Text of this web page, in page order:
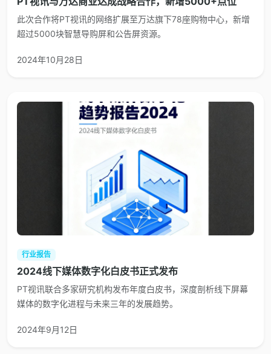
此次合作将PT视讯的网络扩展至万达旗下78座购物中心，新增
超过5000块智慧导购屏和公告屏资源。
2024年10月28日
行业报告
2024线下媒体数字化白皮书正式发布
PT视讯联合多家研究机构发布年度白皮书，深度剖析线下屏幕
媒体的数字化进程与未来三年的发展趋势。
2024年9月12日